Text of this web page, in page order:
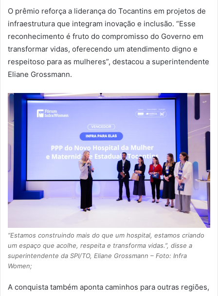
O prêmio reforça a liderança do Tocantins em projetos de
infraestrutura que integram inovação e inclusão. “Esse
reconhecimento é fruto do compromisso do Governo em
transformar vidas, oferecendo um atendimento digno e
respeitoso para as mulheres”, destacou a superintendente
Eliane Grossmann.
“Estamos construindo mais do que um hospital, estamos criando
um espaço que acolhe, respeita e transforma vidas.”, disse a
superintendente da SPI/TO, Eliane Grossmann – Foto: Infra
Women;
A conquista também aponta caminhos para outras regiões,